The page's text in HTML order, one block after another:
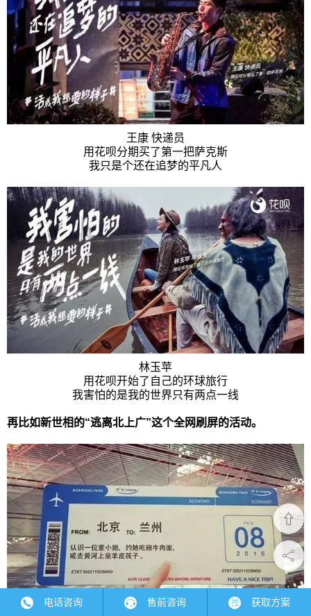
王康 快递员
用花呗分期买了第一把萨克斯
我只是个还在追梦的平凡人
林玉苹
用花呗开始了自己的环球旅行
我害怕的是我的世界只有两点一线
再比如新世相的“逃离北上广”这个全网刷屏的活动。
电话咨询 售前咨询 获取方案